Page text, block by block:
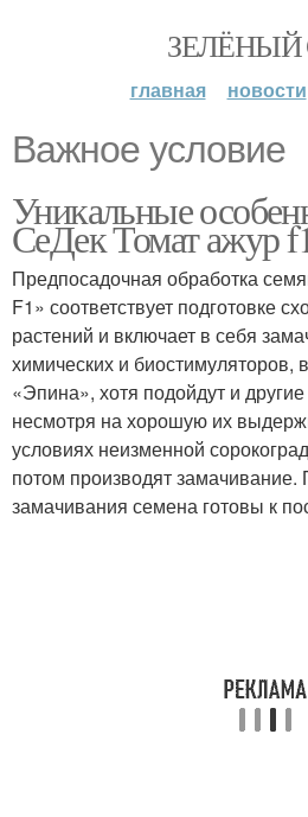
ЗЕЛЁНЫЙ
главная новости
Важное условие
Уникальные
СеДек Томат ажур
Предпосадочная обработка
F1» соответствует подготовке
растений и включает в себя
химических и биостимуляторов,
«Эпина», хотя подойдут и
несмотря на хорошую их
условиях неизменной
потом производят замачивание.
замачивания семена готовы к